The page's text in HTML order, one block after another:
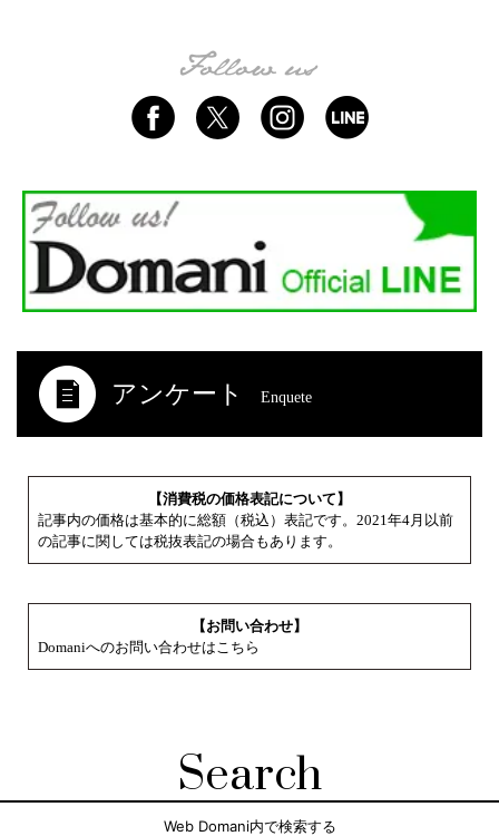
アンケート Enquete
【消費税の価格表記について】
記事内の価格は基本的に総額（税込）表記です。2021年4月以前
の記事に関しては税抜表記の場合もあります。
【お問い合わせ】
Domaniへのお問い合わせはこちら
Search
Web Domani内で検索する